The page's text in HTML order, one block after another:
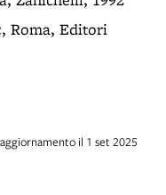
, Roma, Editori
il 1 set 2025